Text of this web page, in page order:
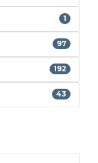
1
97
192
43